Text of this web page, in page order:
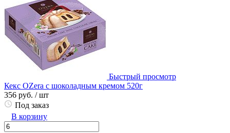
Быстрый просмотр
Кекс OZera c шоколадным кремом 520г
356 руб. / шт
Под заказ
В корзину